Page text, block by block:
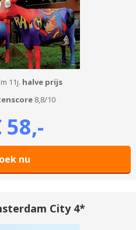
11j. halve prijs
8,8/10
58,-
nu
City 4*